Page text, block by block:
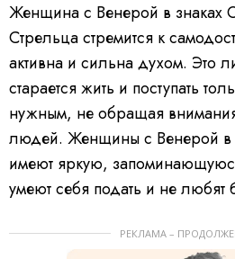
Женщина с Венерой в знаках
Стрельца стремится к
активна и сильна духом. Это
старается жить и поступать
нужным, не обращая
людей. Женщины с Венерой в
имеют яркую,
умеют себя подать и не любят
РЕКЛАМА –